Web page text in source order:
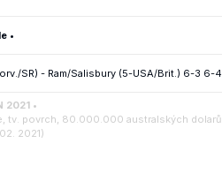
2021 •
tv. povrch, 80.000.000 australských dolarů
2021)
•
SR) - Ram/Salisbury (5-USA/Brit.) 6-3 6-4